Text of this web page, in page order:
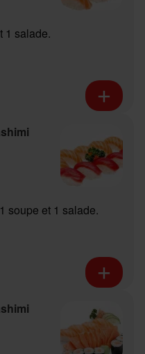
1 salade.
soupe et 1 salade.